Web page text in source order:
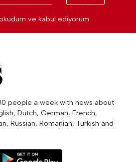
ve kabul ediyorum
people a week with news about
Dutch, German, French,
Russian, Romanian, Turkish and